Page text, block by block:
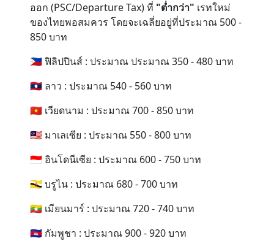
ออก (PSC/Departure Tax) ที่ "ต่ำกว่า" เรทใหม่
ของไทยพอสมควร โดยจะเฉลี่ยอยู่ที่ประมาณ 500 -
850 บาท
🇵🇭 ฟิลิปปินส์ : ประมาณ ประมาณ 350 - 480 บาท
🇱🇦 ลาว : ประมาณ 540 - 560 บาท
🇻🇳 เวียดนาม : ประมาณ 700 - 850 บาท
🇲🇾 มาเลเซีย : ประมาณ 550 - 800 บาท
🇮🇩 อินโดนีเซีย : ประมาณ 600 - 750 บาท
🇧🇳 บรูไน : ประมาณ 680 - 700 บาท
🇲🇲 เมียนมาร์ : ประมาณ 720 - 740 บาท
🇰🇭 กัมพูชา : ประมาณ 900 - 920 บาท